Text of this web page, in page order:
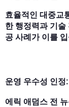
효율적인 대중교
한 행정력과 기
공 사례가 이를
운영 우수성 인정:
에릭 애덤스 전